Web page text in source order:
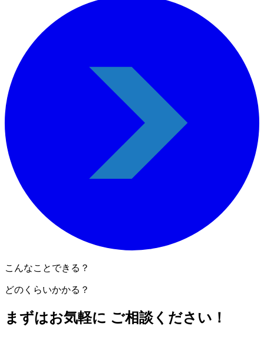
こんなことできる？
どのくらいかかる？
まずはお気軽に ご相談ください！